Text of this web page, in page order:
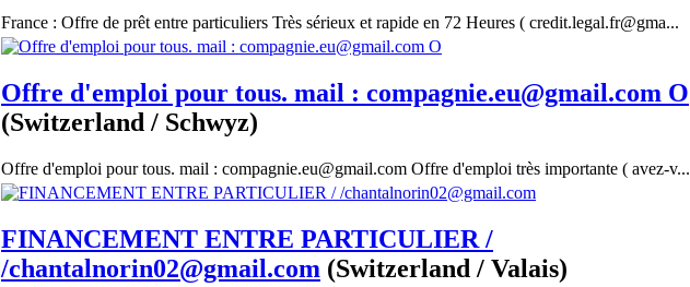
France : Offre de prêt entre particuliers Très sérieux et rapide en 72 Heures ( credit.legal.fr@gma...
Offre d'emploi pour tous. mail : compagnie.eu@gmail.com O
(Switzerland / Schwyz)
Offre d'emploi pour tous. mail : compagnie.eu@gmail.com Offre d'emploi très importante ( avez-v...
FINANCEMENT ENTRE PARTICULIER /
/chantalnorin02@gmail.com (Switzerland / Valais)